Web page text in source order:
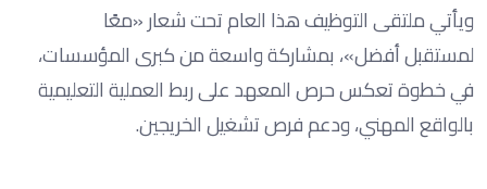
ويأتي ملتقى التوظيف هذا العام تحت شعار «معًا
لمستقبل أفضل»، بمشاركة واسعة من كبرى المؤسسات،
في خطوة تعكس حرص المعهد على ربط العملية التعليمية
بالواقع المهني، ودعم فرص تشغيل الخريجين.